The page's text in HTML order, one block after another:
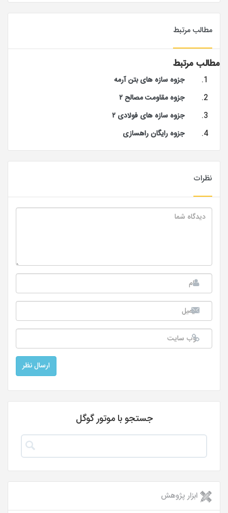
مطالب مرتبط
مطالب مرتبط
جزوه سازه های بتن آرمه
جزوه مقاومت مصالح ۲
جزوه سازه های فولادی ۲
جزوه رایگان راهسازی
نظرات
جستجو با موتور گوگل
ابزار پژوهش